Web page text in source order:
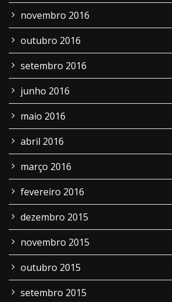
novembro 2016
outubro 2016
setembro 2016
junho 2016
maio 2016
abril 2016
março 2016
fevereiro 2016
dezembro 2015
novembro 2015
outubro 2015
setembro 2015